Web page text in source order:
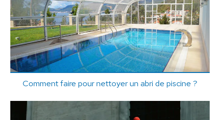
Comment faire pour nettoyer un abri de piscine ?